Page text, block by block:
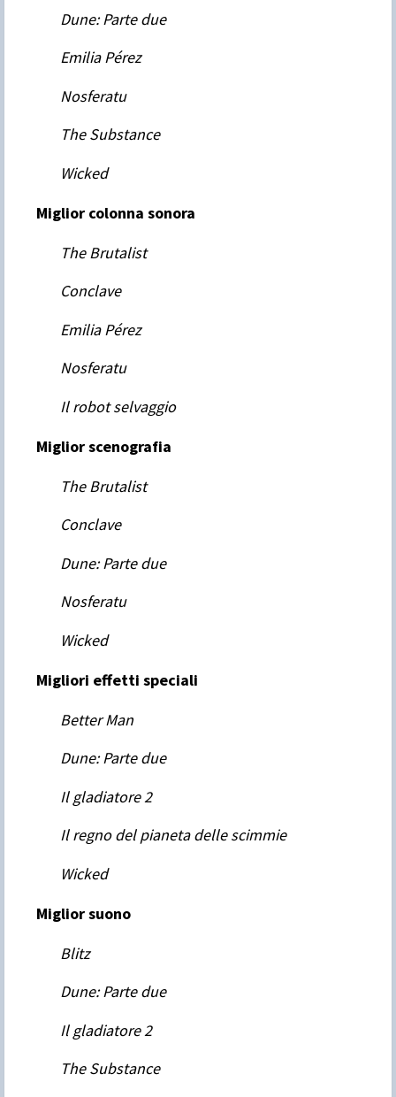
Dune: Parte due
Emilia Pérez
Nosferatu
The Substance
Wicked
Miglior colonna sonora
The Brutalist
Conclave
Emilia Pérez
Nosferatu
Il robot selvaggio
Miglior scenografia
The Brutalist
Conclave
Dune: Parte due
Nosferatu
Wicked
Migliori effetti speciali
Better Man
Dune: Parte due
Il gladiatore 2
Il regno del pianeta delle scimmie
Wicked
Miglior suono
Blitz
Dune: Parte due
Il gladiatore 2
The Substance